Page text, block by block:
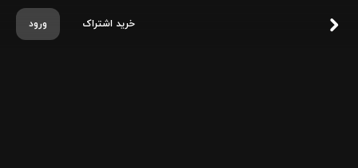
ورود خرید اشتراک